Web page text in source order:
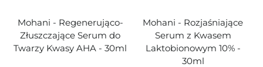
Mohani - Regenerująco-
Złuszczające Serum do
Twarzy Kwasy AHA - 30ml
Mohani - Rozjaśniające
Serum z Kwasem
Laktobionowym 10% -
30ml